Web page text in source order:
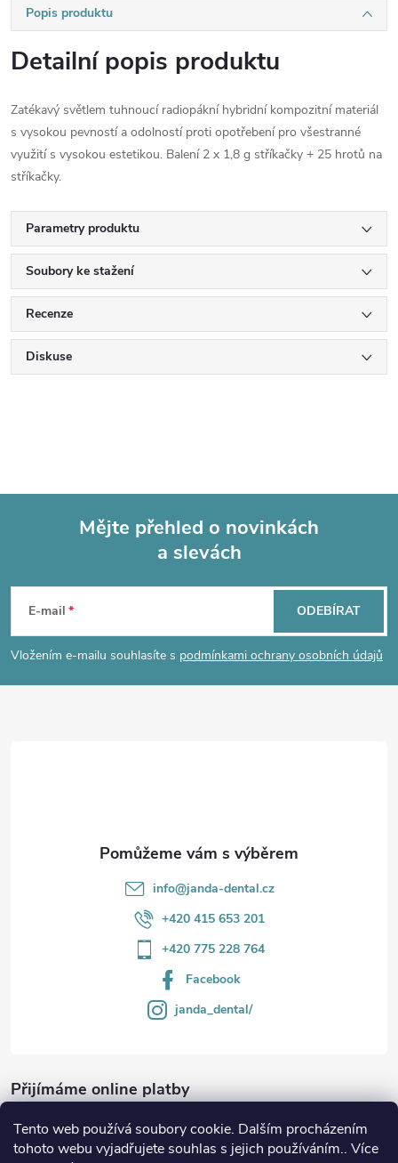
Tento web používá soubory cookie. Dalším procházením
tohoto webu vyjadřujete souhlas s jejich používáním.. Více
Popis produktu
Detailní popis produktu
Zatékavý světlem tuhnoucí radiopákní hybridní kompozitní materiál
s vysokou pevností a odolností proti opotřebení pro všestranné
využití s vysokou estetikou. Balení 2 x 1,8 g stříkačky + 25 hrotů na
stříkačky.
Parametry produktu
Soubory ke stažení
Recenze
Diskuse
p
a
Mějte přehled o novinkách
a slevách
E-mail
Vložením e-mailu souhlasíte s podmínkami ochrany osobních údajů
ODEBÍRAT
info@janda-dental.cz
+420 415 653 201
+420 775 228 764
Facebook
janda_dental/
Přijímáme online platby